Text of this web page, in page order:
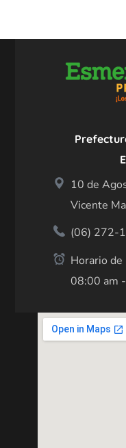
10 de
Vicente
(06) 272-
Horario
08:00 am